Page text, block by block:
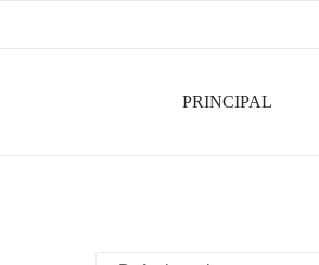
PRINCIPAL